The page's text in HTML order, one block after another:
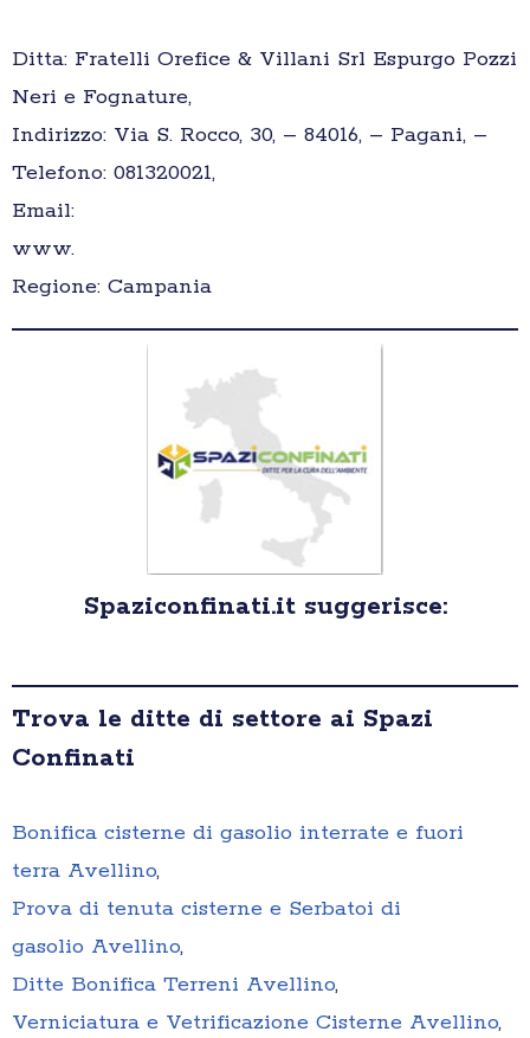
Ditta: Fratelli Orefice & Villani Srl Espurgo Pozzi
Neri e Fognature,
Indirizzo: Via S. Rocco, 30, – 84016, – Pagani, –
Telefono: 081320021,
Email:
www.
Regione: Campania
Spaziconfinati.it suggerisce:
Trova le ditte di settore ai Spazi
Confinati
Bonifica cisterne di gasolio interrate e fuori
terra Avellino,
Prova di tenuta cisterne e Serbatoi di
gasolio Avellino,
Ditte Bonifica Terreni Avellino,
Verniciatura e Vetrificazione Cisterne Avellino,